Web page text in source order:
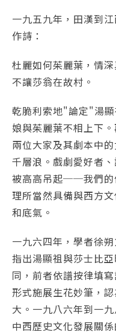
一九五九年，田漢到
作詩：
杜麗如何茱麗葉，情
不讓莎翁在故村。
乾脆利索地"論定"湯
娘與茱麗葉不相上下
兩位大家及其劇本中
千層浪。戲劇愛好者
被高高吊起──我們的
理所當然具備與西方
和底氣。
一九六四年，學者徐
指出湯顯祖與莎士比
同，前者依譜按律填
形式施展生花妙筆，
大。一九八六年到一
中西歷史文化發展關